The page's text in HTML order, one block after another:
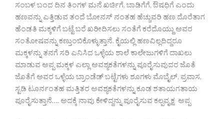
ಸಂಬಳ ಬಂದ ದಿನ ತಿಂಗಳ ಮನೆ ಖರ್ಚಿಗೆ, ಬಾಡಿಗೆಗೆ, ಔಷಧಿಗೆ ಎಂದು
ಹಣವನ್ನು ಎತ್ತಿಡುವ ತಂದೆ ಬೋನಸ್ ನಂತಹ ಹೆಚ್ಚುವರಿ ಹಣ ದೊರೆತಾಗ
ಹೆಂಡತಿ ಮಕ್ಕಳಿಗೆ ಬಟ್ಟೆ ಬರೆ ಖರೀದಿಸಲು ಸಂತೆಗೆ ಕರೆದೊಯ್ದು ಅವರ
ಸಂತೋಷವನ್ನು ಕಣ್ತುಂಬಿಕೊಳ್ಳುತ್ತಾನೆ. ಕೈಯಲ್ಲಿ ಹಣವಿಲ್ಲದಿದ್ದರೂ
ಮಕ್ಕಳನ್ನು ತನಗೆ ಸರಿ ಎನಿಸಿದ ಒಳ್ಳೆಯ ಶಾಲೆ ಕಾಲೇಜುಗಳಿಗೆ ದಾಖಲು
ಮಾಡುವ ಅಪ್ಪ ಮಕ್ಕಳ ಎಲ್ಲಾ ಅವಶ್ಯಕತೆಗಳನ್ನು ಪೂರೈಸುವುದರ ಜೊತೆ
ಜೊತೆಗೆ ಅವರ ಒಳ್ಳೆಯ ಬ್ರಾಂಡೆಡ್ ಬಟ್ಟೆಗಳು ಶೂಗಳು ಮೊಬೈಲ್, ಪ್ರವಾಸ,
ಸ್ಟಡಿ ಟೂರ್ನಂತಹ ಮತ್ತಿತರ ಅವಶ್ಯಕತೆಗಳನ್ನು ಕೂಡ ಶತಾಯಗತಾಯ
ಪೂರೈಸುತ್ತಾನೆ…. ಅದಕ್ಕೆ ನಾವು ಕೇಳಿದ್ದನ್ನು ಪೂರೈಸುವ ಕಲ್ಪವೃಕ್ಷ ಅಪ್ಪ